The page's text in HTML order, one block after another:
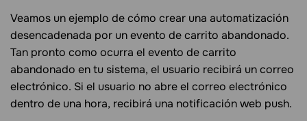
Veamos un ejemplo de cómo crear una automatización
desencadenada por un evento de carrito abandonado.
Tan pronto como ocurra el evento de carrito
abandonado en tu sistema, el usuario recibirá un correo
electrónico. Si el usuario no abre el correo electrónico
dentro de una hora, recibirá una notificación web push.